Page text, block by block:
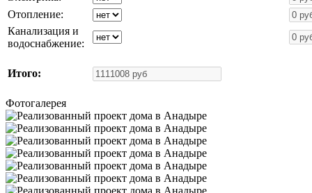
Отопление:
Канализация и
водоснабжение:
Итого:
Фотогалерея